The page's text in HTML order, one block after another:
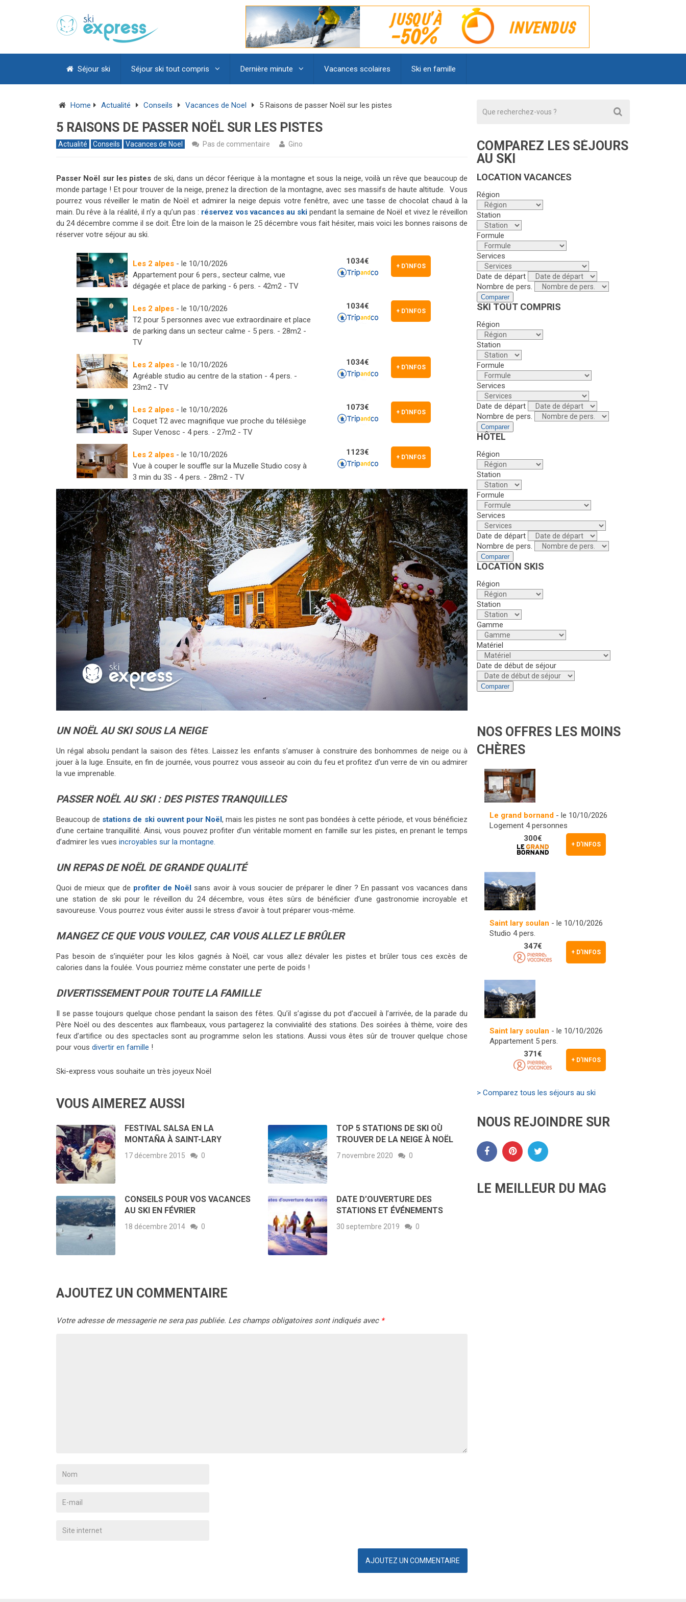
Séjour ski Séjour ski tout compris Dernière minute Vacances scolaires Ski en famille
Home Actualité Conseils Vacances de Noel 5 Raisons de passer Noël sur les pistes
5 RAISONS DE PASSER NOËL SUR LES PISTES
Actualité Conseils Vacances de Noel Pas de commentaire Gino
Passer Noël sur les pistes de ski, dans un décor féerique à la montagne et sous la neige, voilà un rêve que beaucoup de
monde partage ! Et pour trouver de la neige, prenez la direction de la montagne, avec ses massifs de haute altitude. Vous
pourrez vousréveiller le matin de Noël et admirer la neige depuis votre fenêtre, avec une tasse de chocolat chaud à la
main. Du rêve à la réalité, il n’y a qu’un pas : réservez vos vacances au skipendant la semaine de Noël et vivez le réveillon
du 24 décembre comme il se doit.Être loin de la maison le 25 décembre vous fait hésiter, mais voici les bonnes raisons de
réserver votre séjour au ski.
Les 2 alpes - le 10/10/2026
Appartement pour 6 pers., secteur calme, vue
dégagée et place de parking - 6 pers. - 42m2 - TV
+ D'INFOS
1034€
Les 2 alpes - le 10/10/2026
T2 pour 5 personnes avec vue extraordinaire et place
de parking dans un secteur calme - 5 pers. - 28m2 -
TV
+ D'INFOS
1034€
Les 2 alpes - le 10/10/2026
Agréable studio au centre de la station - 4 pers. -
23m2 - TV
+ D'INFOS
1034€
Les 2 alpes - le 10/10/2026
Coquet T2 avec magnifique vue proche du télésiège
Super Venosc - 4 pers. - 27m2 - TV
+ D'INFOS
1073€
Les 2 alpes - le 10/10/2026
Vue à couper le souffle sur la Muzelle Studio cosy à
3 min du 3S - 4 pers. - 28m2 - TV
+ D'INFOS
1123€
UN NOËL AU SKI SOUS LA NEIGE
Un régal absolu pendant la saison des fêtes. Laissez les enfants s’amuser à construire des bonhommes de neige ou à
jouer à la luge. Ensuite, en fin de journée, vous pourrez vous asseoir au coin du feu et profitez d’un verre de vin ou admirer
la vue imprenable.
PASSER NOËL AU SKI: DES PISTES TRANQUILLES
Beaucoup de stations de ski ouvrent pour Noël, mais les pistes ne sont pas bondées à cette période, et vous bénéficiez
d’une certaine tranquillité. Ainsi, vous pouvez profiter d’un véritable moment en famille sur les pistes, en prenant le temps
d’admirer les vues incroyables sur la montagne.
UN REPAS DE NOËL DE GRANDE QUALITÉ
Quoi de mieux que de profiter de Noël sans avoir à vous soucier de préparer le dîner ? En passant vos vacances dans
une station de ski pour le réveillon du 24 décembre, vous êtes sûrs de bénéficier d’une gastronomie incroyable et
savoureuse. Vous pourrez vous éviter aussi le stress d’avoir à tout préparer vous-même.
MANGEZ CE QUE VOUS VOULEZ, CAR VOUS ALLEZ LE BRÛLER
Pas besoin de s’inquiéter pour les kilos gagnés à Noël, car vous allez dévaler les pistes et brûler tous ces excès de
calories dans la foulée. Vous pourriez même constater une perte de poids !
DIVERTISSEMENT POUR TOUTE LA FAMILLE
Il se passe toujours quelque chose pendant la saison des fêtes. Qu’il s’agisse du pot d’accueil à l’arrivée, de la parade du
Père Noël ou des descentes aux flambeaux, vous partagerez la convivialité des stations. Des soirées à thème, voire des
feux d’artifice ou des spectacles sont au programme selon les stations. Aussi vous êtes sûr de trouver quelque chose
pour vous divertir en famille !
Ski-express vous souhaite un très joyeux Noël
VOUS AIMEREZ AUSSI
FESTIVAL SALSA EN LA
MONTAÑA À SAINT-LARY
17 décembre 2015 0
TOP 5 STATIONS DE SKI OÙ
TROUVER DE LA NEIGE À NOËL
7 novembre 2020 0
CONSEILS POUR VOS VACANCES
AU SKI EN FÉVRIER
18 décembre 2014 0
DATE D’OUVERTURE DES
STATIONS ET ÉVÉNEMENTS
30 septembre 2019 0
AJOUTEZ UN COMMENTAIRE
Votre adresse de messagerie ne sera pas publiée. Les champs obligatoires sont indiqués avec *
COMPAREZ LES SÉJOURS
AU SKI
LOCATION VACANCES
Région
Station
Formule
Services
Date de départ
Nombre de pers.
Comparer
SKI TOUT COMPRIS
Région
Station
Formule
Services
Date de départ
Nombre de pers.
Comparer
HÔTEL
Région
Station
Formule
Services
Date de départ
Nombre de pers.
Comparer
LOCATION SKIS
Région
Station
Gamme
Matériel
Date de début de séjour
Comparer
NOS OFFRES LES MOINS
CHÈRES
Le grand bornand - le 10/10/2026
Logement 4 personnes
+ D'INFOS
300€
Saint lary soulan - le 10/10/2026
Studio 4 pers.
+ D'INFOS
347€
Saint lary soulan - le 10/10/2026
Appartement 5 pers.
+ D'INFOS
371€
> Comparez tous les séjours au ski
NOUS REJOINDRE SUR
LE MEILLEUR DU MAG